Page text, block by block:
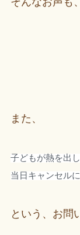
また、
子どもが熱を出
当日キャンセル
という、お問